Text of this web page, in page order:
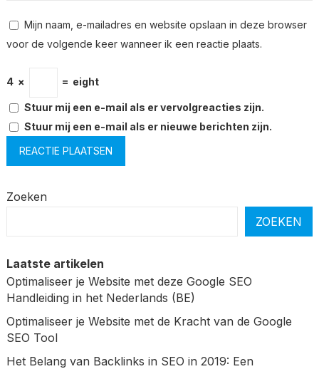
Mijn naam, e-mailadres en website opslaan in deze browser
voor de volgende keer wanneer ik een reactie plaats.
4 × = eight
Stuur mij een e-mail als er vervolgreacties zijn.
Stuur mij een e-mail als er nieuwe berichten zijn.
Zoeken
ZOEKEN
Laatste artikelen
Optimaliseer je Website met deze Google SEO
Handleiding in het Nederlands (BE)
Optimaliseer je Website met de Kracht van de Google
SEO Tool
Het Belang van Backlinks in SEO in 2019: Een